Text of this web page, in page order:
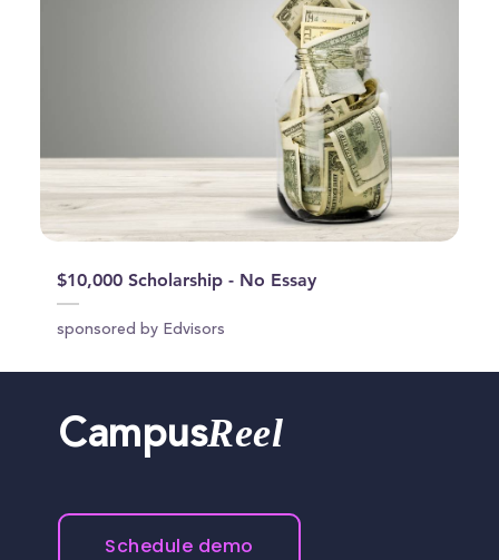
$10,000 Scholarship - No Essay
sponsored by Edvisors
CampusReel
Schedule demo